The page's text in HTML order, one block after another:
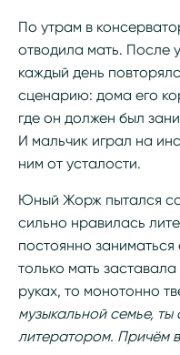
По утрам в
отводила мать. После
каждый день
сценарию: дома его
где он должен был
И мальчик играл на
ним от усталости.
Юный Жорж пытался
сильно нравилась
постоянно заниматься
только мать
руках, то монотонно
музыкальной семье,
литератором. Причём